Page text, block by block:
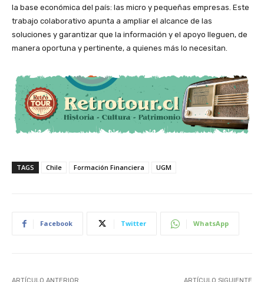
la base económica del país: las micro y pequeñas empresas. Este
trabajo colaborativo apunta a ampliar el alcance de las
soluciones y garantizar que la información y el apoyo lleguen, de
manera oportuna y pertinente, a quienes más lo necesitan.
TAGS Chile Formación Financiera UGM
Facebook Twitter WhatsApp